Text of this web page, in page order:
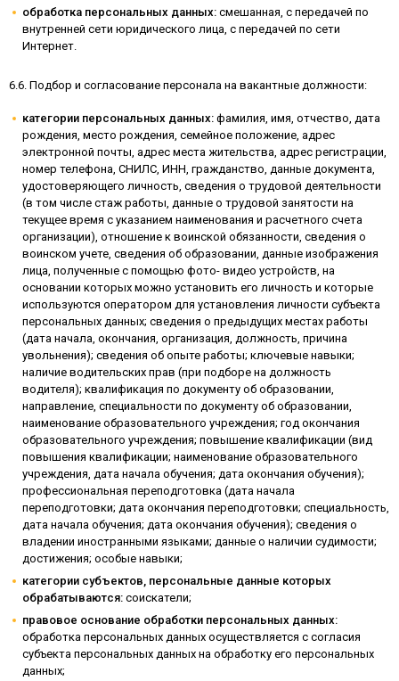
обработка персональных данных: смешанная, с передачей по
внутренней сети юридического лица, с передачей по сети
Интернет.
6.6. Подбор и согласование персонала на вакантные должности:
категории персональных данных: фамилия, имя, отчество, дата
рождения, место рождения, семейное положение, адрес
электронной почты, адрес места жительства, адрес регистрации,
номер телефона, СНИЛС, ИНН, гражданство, данные документа,
удостоверяющего личность, сведения о трудовой деятельности
(в том числе стаж работы, данные о трудовой занятости на
текущее время с указанием наименования и расчетного счета
организации), отношение к воинской обязанности, сведения о
воинском учете, сведения об образовании, данные изображения
лица, полученные с помощью фото- видео устройств, на
основании которых можно установить его личность и которые
используются оператором для установления личности субъекта
персональных данных; сведения о предыдущих местах работы
(дата начала, окончания, организация, должность, причина
увольнения); сведения об опыте работы; ключевые навыки;
наличие водительских прав (при подборе на должность
водителя); квалификация по документу об образовании,
направление, специальности по документу об образовании,
наименование образовательного учреждения; год окончания
образовательного учреждения; повышение квалификации (вид
повышения квалификации; наименование образовательного
учреждения, дата начала обучения; дата окончания обучения);
профессиональная переподготовка (дата начала
переподготовки; дата окончания переподготовки; специальность,
дата начала обучения; дата окончания обучения); сведения о
владении иностранными языками; данные о наличии судимости;
достижения; особые навыки;
категории субъектов, персональные данные которых
обрабатываются: соискатели;
правовое основание обработки персональных данных:
обработка персональных данных осуществляется с согласия
субъекта персональных данных на обработку его персональных
данных;